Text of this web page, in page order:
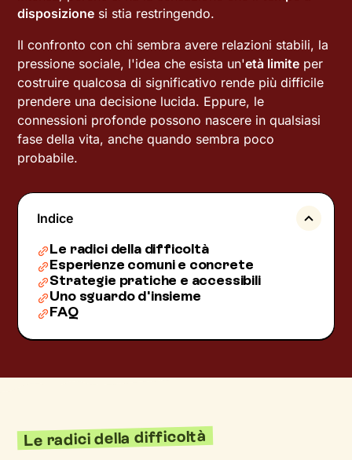
disposizione si stia restringendo.
Il confronto con chi sembra avere relazioni stabili, la
pressione sociale, l'idea che esista un'età limite per
costruire qualcosa di significativo rende più difficile
prendere una decisione lucida. Eppure, le
connessioni profonde possono nascere in qualsiasi
fase della vita, anche quando sembra poco
probabile.
Indice
Le radici della difficoltà
Esperienze comuni e concrete
Strategie pratiche e accessibili
Uno sguardo d'insieme
FAQ
Le radici della difficoltà